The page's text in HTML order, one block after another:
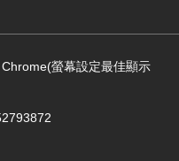
螢幕設定最佳顯示